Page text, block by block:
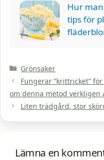
Hur
tips för
Kategorier
Grönsaker
Fungerar ”krittricket”
om denna metod verkligen
Liten trädgård, stor
Lämna en